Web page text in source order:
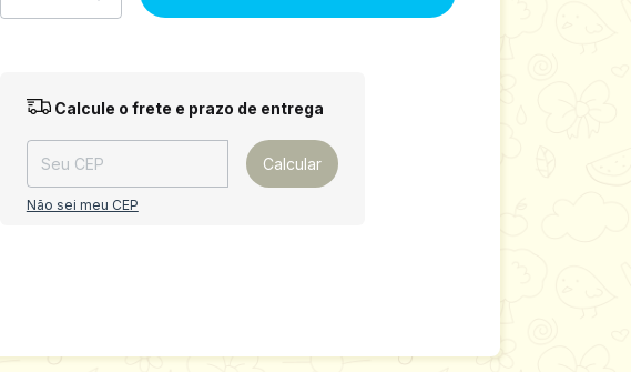
Entregas para o CEP: Alterar CEP
Calcule o frete e prazo de entrega
Calcular
Não sei meu CEP